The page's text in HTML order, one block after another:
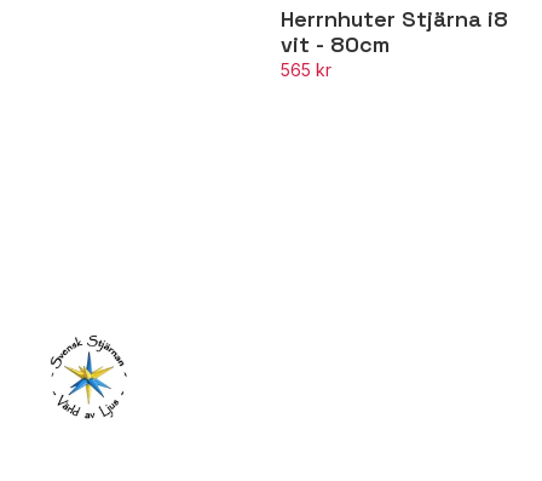
Herrnhuter Stjärna i8
vit - 80cm
565 kr